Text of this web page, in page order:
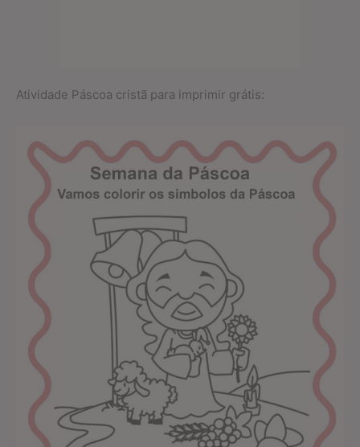
Atividade Páscoa cristã para imprimir grátis: